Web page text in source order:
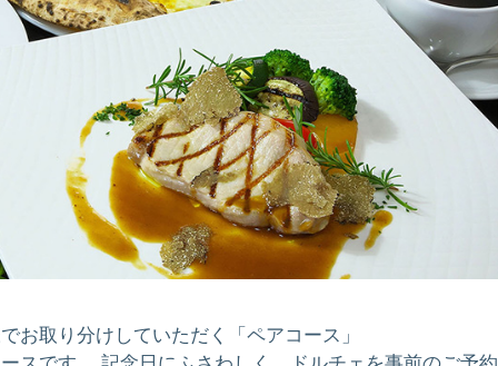
お取り分けしていただく「ペアコース」